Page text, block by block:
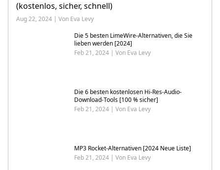
(kostenlos, sicher, schnell)
Aug 22, 2024 | Von Eva Levy
Die 5 besten LimeWire-Alternativen, die Sie
lieben werden [2024]
Feb 21, 2024 | Von Eva Levy
Die 6 besten kostenlosen Hi-Res-Audio-
Download-Tools [100 % sicher]
Feb 21, 2024 | Von Eva Levy
MP3 Rocket-Alternativen [2024 Neue Liste]
Feb 21, 2024 | Von Eva Levy